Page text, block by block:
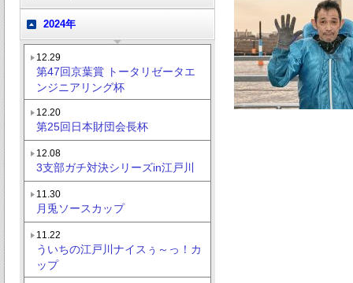
2024年
12.29
第47回京葉賞 トータリゼータエ
ンジニアリング杯
12.20
第25回日本財団会長杯
12.08
3支部ガチ対決シリーズin江戸川
11.30
月兎ソースカップ
11.22
ういちの江戸川ナイスぅ～っ！カ
ップ